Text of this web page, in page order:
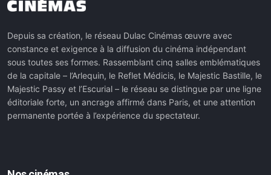
Depuis sa création, le réseau Dulac Cinémas œuvre avec
constance et exigence à la diffusion du cinéma indépendant
sous toutes ses formes. Rassemblant cinq salles emblématiques
de la capitale – l’Arlequin, le Reflet Médicis, le Majestic Bastille, le
Majestic Passy et l’Escurial – le réseau se distingue par une ligne
éditoriale forte, un ancrage affirmé dans Paris, et une attention
permanente portée à l’expérience du spectateur.